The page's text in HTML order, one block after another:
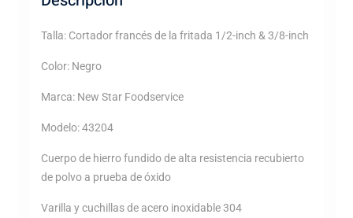
Talla: Cortador francés de la fritada 1/2-inch & 3/8-inch
Color: Negro
Marca: New Star Foodservice
Modelo: 43204
Cuerpo de hierro fundido de alta resistencia recubierto
de polvo a prueba de óxido
Varilla y cuchillas de acero inoxidable 304